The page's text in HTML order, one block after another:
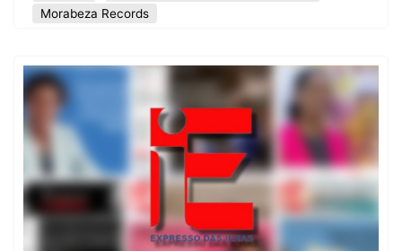
Morabeza Records